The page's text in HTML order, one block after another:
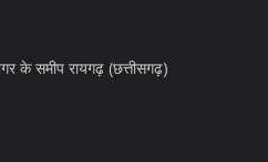
के समीप रायगढ़ (छत्तीसगढ़)